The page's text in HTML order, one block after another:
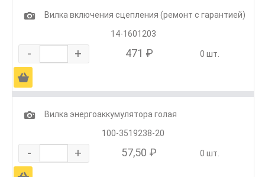
1
Вилка включения сцепления (ремонт с гарантией)
14-1601203
- + 471 ₽ 0 шт.
Ä
1
Вилка энергоаккумулятора голая
100-3519238-20
- + 57,50 ₽ 0 шт.